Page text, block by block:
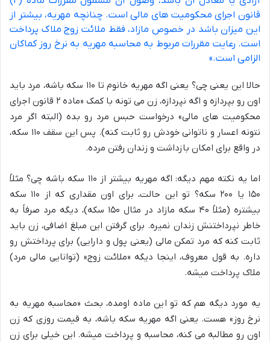
قانون اجرای محکومیت های مالی است. چنانچه مهریه، بیشتر از
این میزان باشد در خصوص مازاد، فقط ملائت زوج ملاک پرداخت
است. رعایت مقررات مربوط به محاسبه مهریه به نرخ روز کماکان
الزامی است.»
حالا این یعنی چی؟ یعنی اگه مهریه خانوم تا ۱۱۰ سکه باشه، مرد باید
اون رو بپردازه و اگه نپردازه، زن می تونه با کمک «ماده ۲ قانون اجرای
محکومیت های مالی» درخواست حبس مرد رو بده (البته اگر مرد
نتونه اعسار و ناتوانی خودش رو ثابت کنه). پس این سقف ۱۱۰ سکه،
در واقع برای امکان بازداشت و زندان رفتن مرده.
اما یه نکته مهم دیگه: اگه مهریه بیشتر از ۱۱۰ سکه باشه چی؟ مثلاً
۱۵۰ یا ۲۰۰ سکه؟ تو این حالت، برای اون مقداری که از ۱۱۰ سکه
بیشتره (مثلاً ۴۰ سکه مازاد در مثال ۱۵۰ سکه)، دیگه مرد صرفاً به
خاطر نپرداختنش زندان نمیره. برای گرفتن این مبلغ اضافی، زن باید
ثابت کنه که مرد تمکن مالی (یعنی پول و دارایی) برای پرداختش رو
داره. به قول معروف، اینجا دیگه «ملائت زوج» (توانایی مالی مرد)
ملاک پرداخت میشه.
یه مورد دیگه هم که تو این ماده اومده، بحث «محاسبه مهریه به
نرخ روز» هست. یعنی اگه مهریه سکه باشه، به قیمت روزی که زن
اون رو مطالبه می کنه، محاسبه و پرداخت میشه. این خیلی برای زن